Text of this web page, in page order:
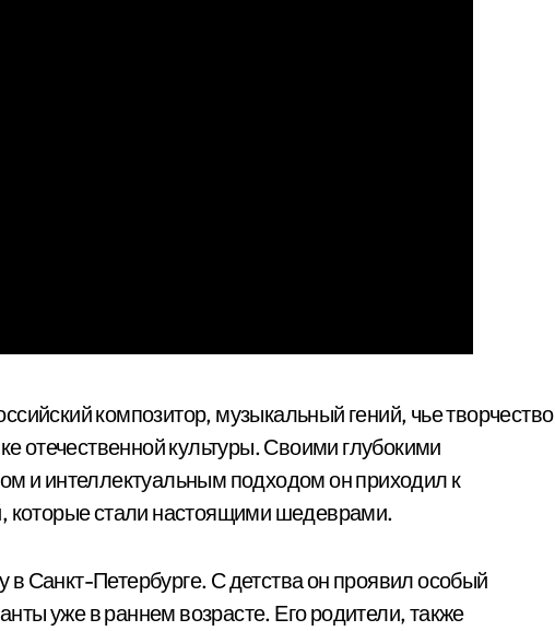
композитор, музыкальный гений, чье творчество
отечественной культуры. Своими глубокими
и интеллектуальным подходом он приходил к
которые стали настоящими шедеврами.
в Санкт-Петербурге. С детства он проявил особый
уже в раннем возрасте. Его родители, также